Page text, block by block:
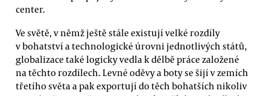
center.
Ve světě, v němž ještě stále existují velké rozdíly
v bohatství a technologické úrovni jednotlivých států,
globalizace také logicky vedla k dělbě práce založené
na těchto rozdílech. Levné oděvy a boty se šijí v zemích
třetího světa a pak exportují do těch bohatších nikoliv